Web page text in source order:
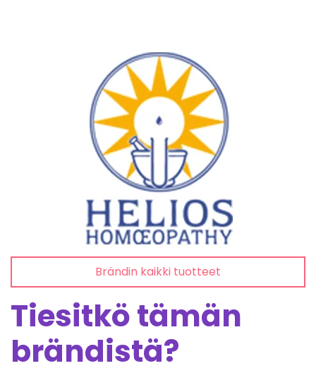
Brändin kaikki tuotteet
Tiesitkö tämän
brändistä?